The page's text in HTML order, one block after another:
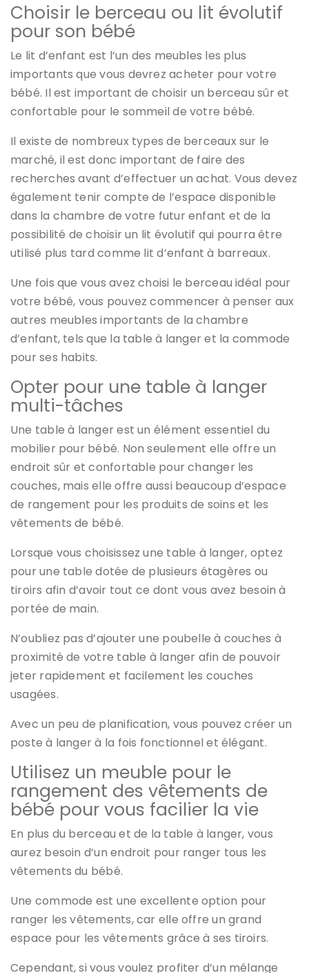
Choisir le berceau ou lit évolutif
pour son bébé
Le lit d’enfant est l’un des meubles les plus
importants que vous devrez acheter pour votre
bébé. Il est important de choisir un berceau sûr et
confortable pour le sommeil de votre bébé.
Il existe de nombreux types de berceaux sur le
marché, il est donc important de faire des
recherches avant d’effectuer un achat. Vous devez
également tenir compte de l’espace disponible
dans la chambre de votre futur enfant et de la
possibilité de choisir un lit évolutif qui pourra être
utilisé plus tard comme lit d’enfant à barreaux.
Une fois que vous avez choisi le berceau idéal pour
votre bébé, vous pouvez commencer à penser aux
autres meubles importants de la chambre
d’enfant, tels que la table à langer et la commode
pour ses habits.
Opter pour une table à langer
multi-tâches
Une table à langer est un élément essentiel du
mobilier pour bébé. Non seulement elle offre un
endroit sûr et confortable pour changer les
couches, mais elle offre aussi beaucoup d’espace
de rangement pour les produits de soins et les
vêtements de bébé.
Lorsque vous choisissez une table à langer, optez
pour une table dotée de plusieurs étagères ou
tiroirs afin d’avoir tout ce dont vous avez besoin à
portée de main.
N’oubliez pas d’ajouter une poubelle à couches à
proximité de votre table à langer afin de pouvoir
jeter rapidement et facilement les couches
usagées.
Avec un peu de planification, vous pouvez créer un
poste à langer à la fois fonctionnel et élégant.
Utilisez un meuble pour le
rangement des vêtements de
bébé pour vous facilier la vie
En plus du berceau et de la table à langer, vous
aurez besoin d’un endroit pour ranger tous les
vêtements du bébé.
Une commode est une excellente option pour
ranger les vêtements, car elle offre un grand
espace pour les vêtements grâce à ses tiroirs.
Cependant, si vous voulez profiter d’un mélange